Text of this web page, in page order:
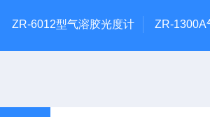
ZR-6012型气溶胶光度计 ZR-1300A